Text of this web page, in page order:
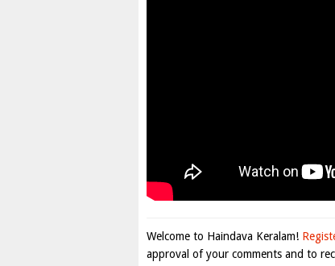
Welcome to Haindava Keralam!
approval of your comments and to